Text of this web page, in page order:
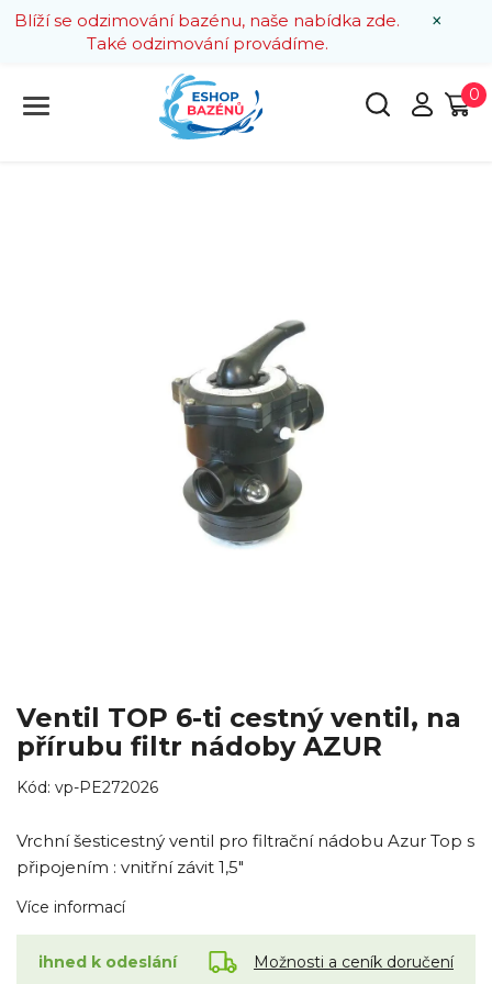
×
Blíží se odzimování bazénu, naše nabídka zde.
Také odzimování provádíme.
0
Ventil TOP 6-ti cestný ventil, na
přírubu filtr nádoby AZUR
Kód: vp-PE272026
Vrchní šesticestný ventil pro filtrační nádobu Azur Top s
připojením : vnitřní závit 1,5"
Více informací
ihned k odeslání Možnosti a ceník doručení